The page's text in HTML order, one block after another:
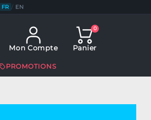
FR / EN
Mon Compte
0
Panier
PROMOTIONS